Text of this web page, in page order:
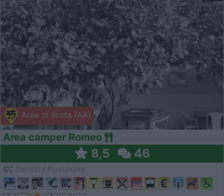
Area di sosta (AA)
Area camper Romeo
8,5 46